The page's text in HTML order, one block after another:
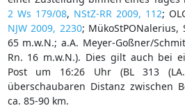
2 Ws 179/08, NStZ-RR 2009, 112;
NJW 2009, 2230; MükoStPONalerius,
65 m.w.N.; a.A. Meyer-Goßner/
Rn. 16 m.w.N.). Dies gilt auch bei
Post um 16:26 Uhr (BL 313
überschaubaren Distanz zwischen
ca. 85-90 km.